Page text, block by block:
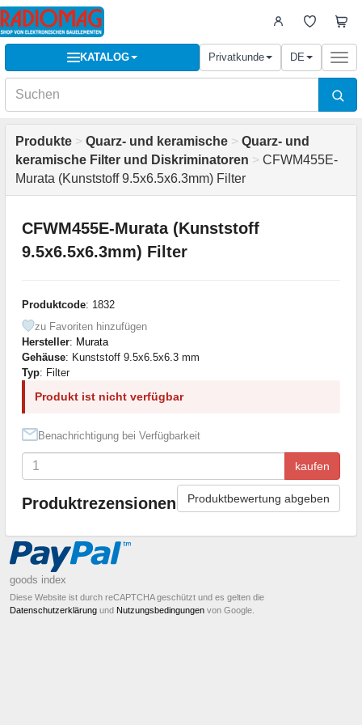
KATALOG Privatkunde DE
Produkte > Quarz- und keramische > Quarz- und
keramische Filter und Diskriminatoren > CFWM455E-
Murata (Kunststoff 9.5x6.5x6.3mm) Filter
CFWM455E-Murata (Kunststoff
9.5x6.5x6.3mm) Filter
Produktcode: 1832
zu Favoriten hinzufügen
Hersteller: Murata
Gehäuse: Kunststoff 9.5x6.5x6.3 mm
Typ: Filter
Produkt ist nicht verfügbar
Benachrichtigung bei Verfügbarkeit
kaufen
Produktrezensionen Produktbewertung abgeben
goods index
Diese Website ist durch reCAPTCHA geschützt und es gelten die
Datenschutzerklärung und Nutzungsbedingungen von Google.